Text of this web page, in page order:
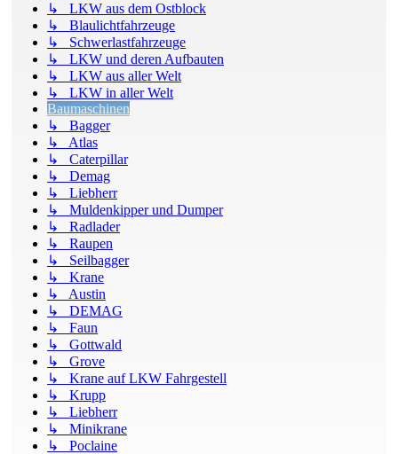
↳ LKW aus dem Ostblock
↳ Blaulichtfahrzeuge
↳ Schwerlastfahrzeuge
↳ LKW und deren Aufbauten
↳ LKW aus aller Welt
↳ LKW in aller Welt
Baumaschinen
↳ Bagger
↳ Atlas
↳ Caterpillar
↳ Demag
↳ Liebherr
↳ Muldenkipper und Dumper
↳ Radlader
↳ Raupen
↳ Seilbagger
↳ Krane
↳ Austin
↳ DEMAG
↳ Faun
↳ Gottwald
↳ Grove
↳ Krane auf LKW Fahrgestell
↳ Krupp
↳ Liebherr
↳ Minikrane
↳ Poclaine